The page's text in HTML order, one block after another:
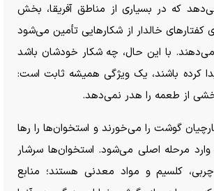
که در بسیاری از مناطق آفریقا، بخش
کفتار‌های خالدار از شکار‌هایی تأمین می‌شود
با این حال، چه شکار خودشان باشد
کرده باشند، یک ویژگی همیشه ثابت است:
از طعمه را هدر نمی‌دهد.
گوشت را می‌خورند و استخوان‌ها را رها
وارد مرحله اصلی می‌شود. استخوان‌ها سرشار
کلسیم و مواد معدنی هستند؛ منابع